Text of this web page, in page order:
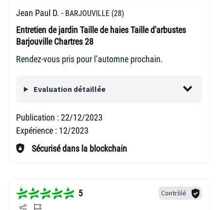
Jean Paul D. - BARJOUVILLE (28)
Entretien de jardin Taille de haies Taille d'arbustes
Barjouville Chartres 28
Rendez-vous pris pour l’automne prochain.
Evaluation détaillée
Publication : 22/12/2023
Expérience : 12/2023
Sécurisé dans la blockchain
5 Contrôlé